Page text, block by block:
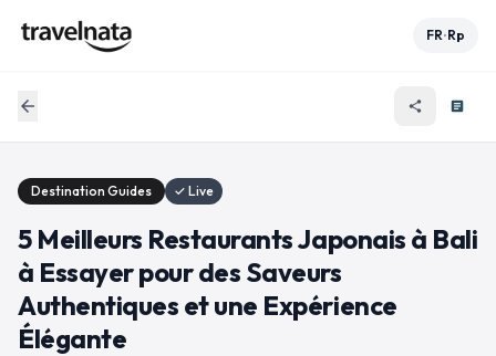
FR•Rp
arrow_back share article
Destination Guides ✓ Live
5 Meilleurs Restaurants Japonais à Bali
à Essayer pour des Saveurs
Authentiques et une Expérience
Élégante